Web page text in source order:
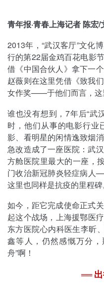
青年报·青春上海记者 陈宏
2013年，“武汉客厅”文化
行的第22届金鸡百花电影
借《中国合伙人》拿下一
赵薇则在这里凭借《致我
女作奖——于他们而言，这
谁也没有想到，7年后“武
时，他们从事的电影行业
影、看明星的闲情逸致烟
急改造成了一座医院：武
方舱医院里最大的一座，
门收治新冠肺炎轻症病人
这里也同样是抗疫的里程碑
如今，距它完成使命正式
起这个战场，上海援鄂医
东方医院心内科医生李昕
鑫等人，仍然感慨万分
舟”啊！
══